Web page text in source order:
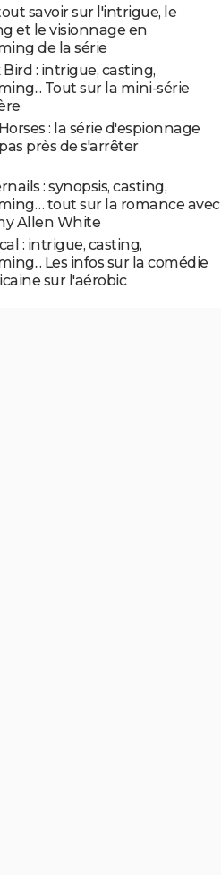
savoir sur l'intrigue, le
et le visionnage en
de la série
Bird : intrigue, casting,
Tout sur la mini-série
: la série d'espionnage
près de s'arrêter
: synopsis, casting,
tout sur la romance avec
Allen White
: intrigue, casting,
Les infos sur la comédie
sur l'aérobic